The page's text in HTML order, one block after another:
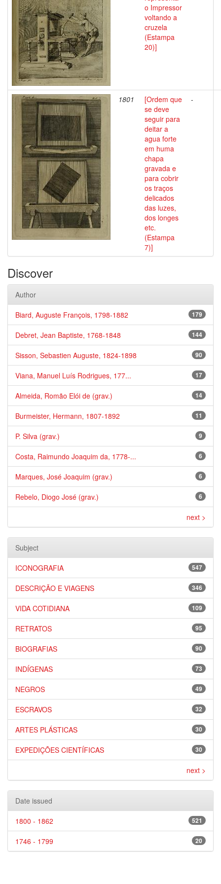
o Impressor
voltando a
cruzela
(Estampa
20)]
1801
[Ordem que
se deve
seguir para
deitar a
agua forte
em huma
chapa
gravada e
para cobrir
os traços
delicados
das luzes,
dos longes
etc.
(Estampa
7)]
-
Discover
Author
179
Biard, Auguste François, 1798-1882
144
Debret, Jean Baptiste, 1768-1848
90
Sisson, Sebastien Auguste, 1824-1898
17
Viana, Manuel Luís Rodrigues, 177...
14
Almeida, Romão Elói de (grav.)
11
Burmeister, Hermann, 1807-1892
9
P. Silva (grav.)
6
Costa, Raimundo Joaquim da, 1778-...
6
Marques, José Joaquim (grav.)
6
Rebelo, Diogo José (grav.)
next >
Subject
547
ICONOGRAFIA
346
DESCRIÇÃO E VIAGENS
109
VIDA COTIDIANA
95
RETRATOS
90
BIOGRAFIAS
73
INDÍGENAS
49
NEGROS
32
ESCRAVOS
30
ARTES PLÁSTICAS
30
EXPEDIÇÕES CIENTÍFICAS
next >
Date issued
521
1800 - 1862
20
1746 - 1799